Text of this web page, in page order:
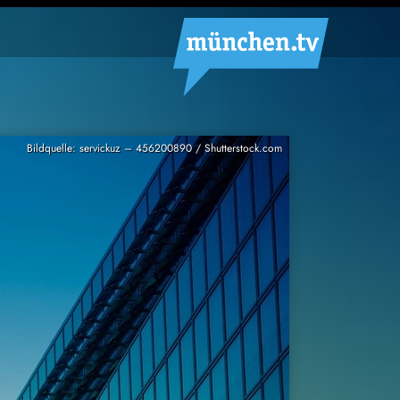
Bildquelle: servickuz – 456200890 / Shutterstock.com